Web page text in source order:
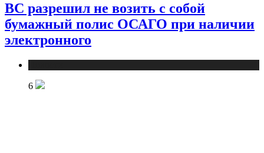
ВС разрешил не возить с собой
бумажный полис ОСАГО при наличии
электронного
6